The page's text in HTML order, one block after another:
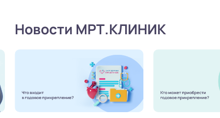
Новости МРТ.КЛИНИК